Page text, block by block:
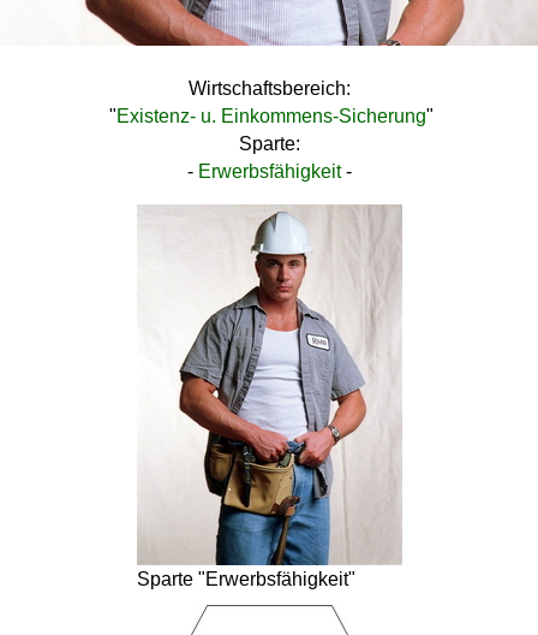
Wirtschaftsbereich:
"Existenz- u. Einkommens-Sicherung"
Sparte:
- Erwerbsfähigkeit-
Sparte "Erwerbsfähigkeit"